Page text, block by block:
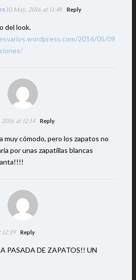
10 May, 2016 at 11:48 Reply
del look.
2016/05/09
at 12:14 Reply
muy cómodo, pero los zapatos no
por unas zapatillas blancas
Reply
PASADA DE ZAPATOS!! UN